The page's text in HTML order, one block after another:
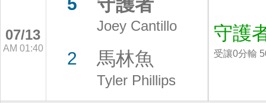
07/13
AM 01:40
Joey Cantillo
2 馬林魚
Tyler Phillips
守護
受讓0分輸